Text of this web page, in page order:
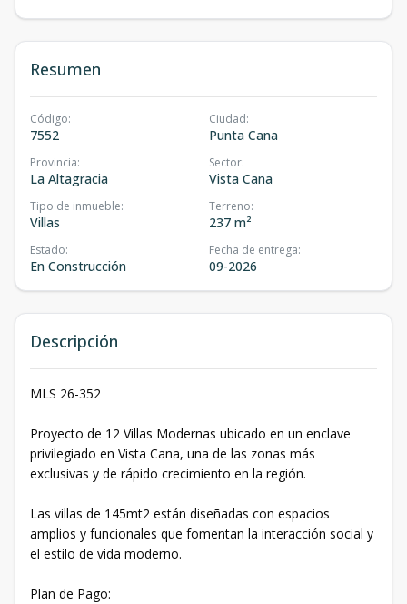
Resumen
Código:
7552
Ciudad:
Punta Cana
Provincia:
La Altagracia
Sector:
Vista Cana
Tipo de inmueble:
Villas
Terreno:
237 m²
Estado:
En Construcción
Fecha de entrega:
09-2026
Descripción
MLS 26-352
Proyecto de 12 Villas Modernas ubicado en un enclave
privilegiado en Vista Cana, una de las zonas más
exclusivas y de rápido crecimiento en la región.
Las villas de 145mt2 están diseñadas con espacios
amplios y funcionales que fomentan la interacción social y
el estilo de vida moderno.
Plan de Pago: